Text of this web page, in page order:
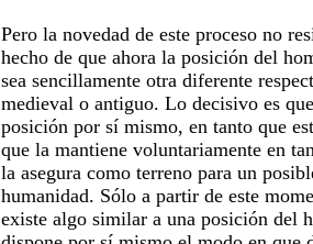
Pero la novedad de este proceso no
hecho de que ahora la posición del
sea sencillamente otra diferente
medieval o antiguo. Lo decisivo es
posición por sí mismo, en tanto que
que la mantiene voluntariamente en
la asegura como terreno para un
humanidad. Sólo a partir de este
existe algo similar a una posición del